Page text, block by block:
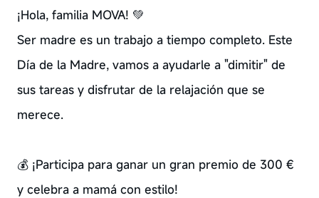
¡Hola, familia MOVA! 💚
Ser madre es un trabajo a tiempo completo. Este
Día de la Madre, vamos a ayudarle a "dimitir" de
sus tareas y disfrutar de la relajación que se
merece.
💰 ¡Participa para ganar un gran premio de 300 €
y celebra a mamá con estilo!